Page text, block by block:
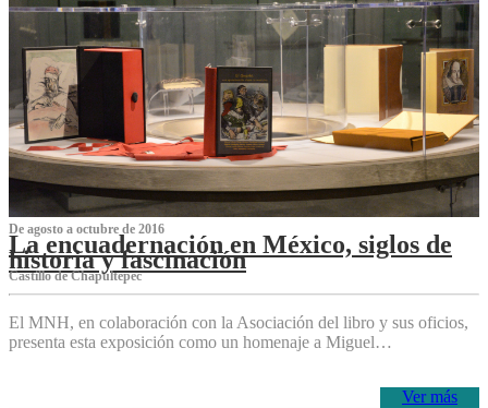
De agosto a octubre de 2016
La encuadernación en México, siglos de
historia y fascinación
Castillo de Chapultepec
El MNH, en colaboración con la Asociación del libro y sus oficios,
presenta esta exposición como un homenaje a Miguel…
Ver más